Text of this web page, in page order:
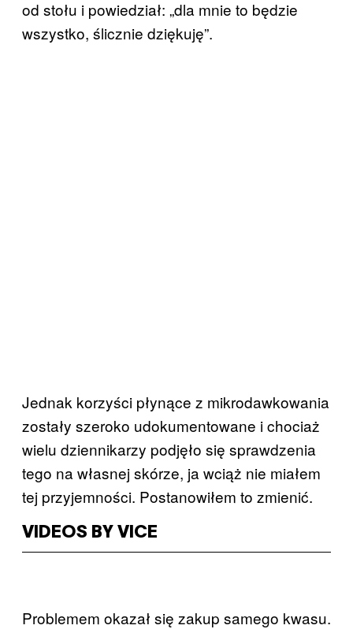
od stołu i powiedział: „dla mnie to będzie
wszystko, ślicznie dziękuję”.
Jednak korzyści płynące z mikrodawkowania
zostały szeroko udokumentowane i chociaż
wielu dziennikarzy podjęło się sprawdzenia
tego na własnej skórze, ja wciąż nie miałem
tej przyjemności. Postanowiłem to zmienić.
VIDEOS BY VICE
Problemem okazał się zakup samego kwasu.